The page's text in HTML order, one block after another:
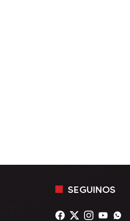
SEGUINOS